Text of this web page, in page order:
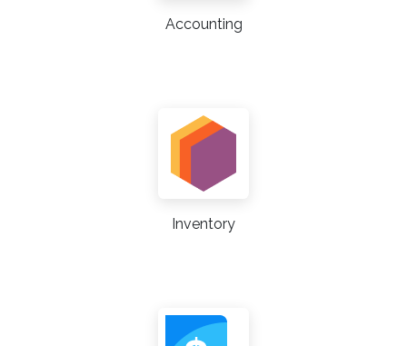
Accounting
Inventory